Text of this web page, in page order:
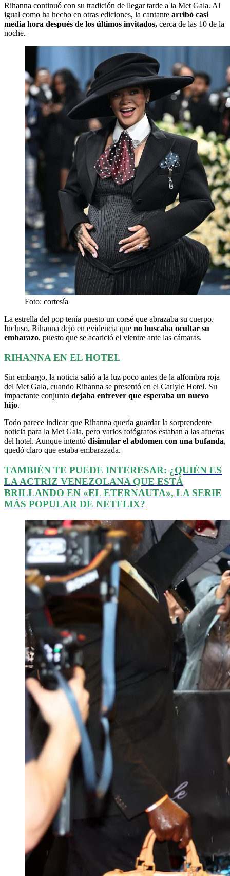
Rihanna continuó con su tradición de llegar tarde a la Met Gala. Al
igual como ha hecho en otras ediciones, la cantante arribó casi
media hora después de los últimos invitados, cerca de las 10 de la
noche.
Foto: cortesía
La estrella del pop tenía puesto un corsé que abrazaba su cuerpo.
Incluso, Rihanna dejó en evidencia que no buscaba ocultar su
embarazo, puesto que se acarició el vientre ante las cámaras.
RIHANNA EN EL HOTEL
Sin embargo, la noticia salió a la luz poco antes de la alfombra roja
del Met Gala, cuando Rihanna se presentó en el Carlyle Hotel. Su
impactante conjunto dejaba entrever que esperaba un nuevo
hijo.
Todo parece indicar que Rihanna quería guardar la sorprendente
noticia para la Met Gala, pero varios fotógrafos estaban a las afueras
del hotel. Aunque intentó disimular el abdomen con una bufanda,
quedó claro que estaba embarazada.
TAMBIÉN TE PUEDE INTERESAR: ¿QUIÉN ES
LA ACTRIZ VENEZOLANA QUE ESTÁ
BRILLANDO EN «EL ETERNAUTA», LA SERIE
MÁS POPULAR DE NETFLIX?